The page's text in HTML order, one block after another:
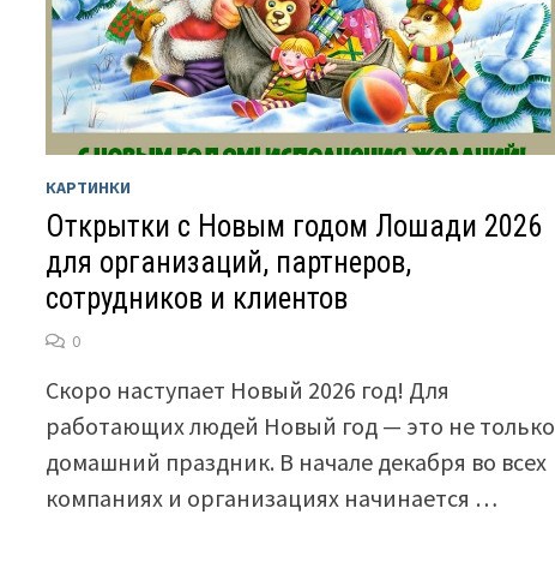
КАРТИНКИ
Открытки с Новым годом Лошади 2026
для организаций, партнеров,
сотрудников и клиентов
0
Скоро наступает Новый 2026 год! Для
работающих людей Новый год — это не только
домашний праздник. В начале декабря во всех
компаниях и организациях начинается …